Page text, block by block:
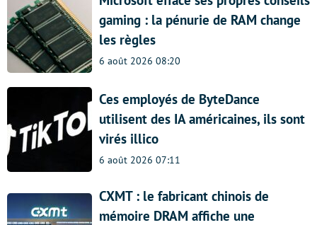
gaming : la pénurie de RAM change
les règles
6 août 2026 08:20
Ces employés de ByteDance
utilisent des IA américaines, ils sont
virés illico
6 août 2026 07:11
CXMT : le fabricant chinois de
mémoire DRAM affiche une